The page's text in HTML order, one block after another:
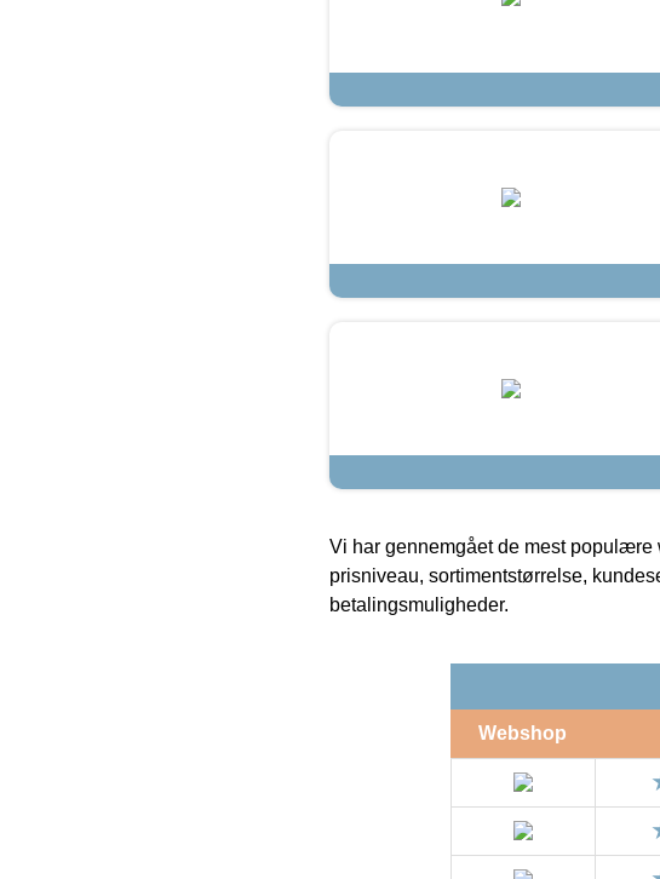
Vi har gennemgået de mest populære
prisniveau, sortimentstørrelse,
betalingsmuligheder.
Webshop